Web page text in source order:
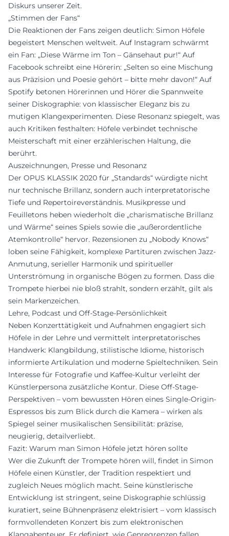
Diskurs unserer Zeit.
„Stimmen der Fans“
Die Reaktionen der Fans zeigen deutlich: Simon Höfele
begeistert Menschen weltweit. Auf Instagram schwärmt
ein Fan: „Diese Wärme im Ton – Gänsehaut pur!“ Auf
Facebook schreibt eine Hörerin: „Selten so eine Mischung
aus Präzision und Poesie gehört – bitte mehr davon!“ Auf
Spotify betonen Hörerinnen und Hörer die Spannweite
seiner Diskographie: von klassischer Eleganz bis zu
mutigen Klangexperimenten. Diese Resonanz spiegelt, was
auch Kritiken festhalten: Höfele verbindet technische
Meisterschaft mit einer erzählerischen Haltung, die
berührt.
Auszeichnungen, Presse und Resonanz
Der OPUS KLASSIK 2020 für „Standards“ würdigte nicht
nur technische Brillanz, sondern auch interpretatorische
Tiefe und Repertoireverständnis. Musikpresse und
Feuilletons heben wiederholt die „charismatische Brillanz
und Wärme“ seines Spiels sowie die „außerordentliche
Atemkontrolle“ hervor. Rezensionen zu „Nobody Knows“
loben seine Fähigkeit, komplexe Partituren zwischen Jazz-
Anmutung, serieller Harmonik und spiritueller
Unterströmung in organische Bögen zu formen. Dass die
Trompete hierbei nie bloß strahlt, sondern erzählt, gilt als
sein Markenzeichen.
Lehre, Podcast und Off-Stage-Persönlichkeit
Neben Konzerttätigkeit und Aufnahmen engagiert sich
Höfele in der Lehre und vermittelt interpretatorisches
Handwerk: Klangbildung, stilistische Idiome, historisch
informierte Artikulation und moderne Spieltechniken. Sein
Interesse für Fotografie und Kaffee-Kultur verleiht der
Künstlerpersona zusätzliche Kontur. Diese Off-Stage-
Perspektiven – vom bewussten Hören eines Single-Origin-
Espressos bis zum Blick durch die Kamera – wirken als
Spiegel seiner musikalischen Sensibilität: präzise,
neugierig, detailverliebt.
Fazit: Warum man Simon Höfele jetzt hören sollte
Wer die Zukunft der Trompete hören will, findet in Simon
Höfele einen Künstler, der Tradition respektiert und
zugleich Neues möglich macht. Seine künstlerische
Entwicklung ist stringent, seine Diskographie schlüssig
kuratiert, seine Bühnenpräsenz elektrisiert – vom klassisch
formvollendeten Konzert bis zum elektronischen